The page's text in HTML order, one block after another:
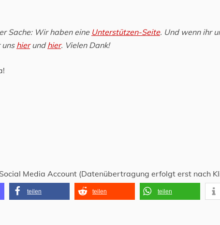
Sache: Wir haben eine Unterstützen-Seite. Und wenn ihr
hierundhier. Vielen Dank!
Media Account (Datenübertragung erfolgt erst nach
teilen teilen teilen